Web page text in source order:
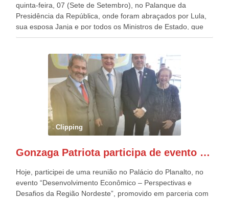
quinta-feira, 07 (Sete de Setembro), no Palanque da
Presidência da República, onde foram abraçados por Lula,
sua esposa Janja e por todos os Ministros de Estado, que
estavam presentes, nos Desfiles da Independência da
outros desfiles, na Esplanada dos Ministérios, disse ter sido
o deste ano, o maior e o mais organizado de todos. “Há
quatro décadas, como Patriota até no nome, participo
anualmente dos desfiles de Sete de Setembro, na
Esplanada dos Ministérios, em Brasília. Este ano, o governo
preparou espaços com cadeiras e coberturas, para 30.000
pessoas, só que o número de Patriotas Brasileiros
Independentes, dobrou na Esplanada. Eu, Lula e os
Patriota.
Clipping
Gonzaga Patriota participa de evento em prol do desenvolvimento do Nordeste
Hoje, participei de uma reunião no Palácio do Planalto, no
evento “Desenvolvimento Econômico – Perspectivas e
Desafios da Região Nordeste”, promovido em parceria com